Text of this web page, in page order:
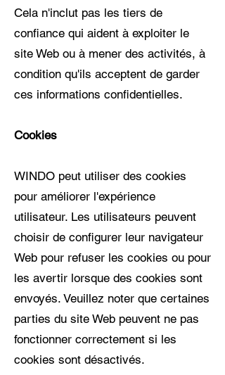
Cela n'inclut pas les tiers de
confiance qui aident à exploiter le
site Web ou à mener des activités, à
condition qu'ils acceptent de garder
ces informations confidentielles.
Cookies
WINDO peut utiliser des cookies
pour améliorer l'expérience
utilisateur. Les utilisateurs peuvent
choisir de configurer leur navigateur
Web pour refuser les cookies ou pour
les avertir lorsque des cookies sont
envoyés. Veuillez noter que certaines
parties du site Web peuvent ne pas
fonctionner correctement si les
cookies sont désactivés.